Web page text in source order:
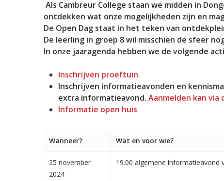
Voer je zoekopdracht in en druk op enter.
Als Cambreur College staan we midden in
ontdekken wat onze mogelijkheden zijn en
De Open Dag staat in het teken van
De leerling in groep 8 wil misschien de sfeer
In onze jaaragenda hebben we de volgende
Inschrijven proeftuin
Inschrijven informatieavonden en
extra informatieavond.Aanmelden kan via
Informatie open huis
Wanneer? Wat en voor wie?
25 november
2024
19.00 algemene informatieavond